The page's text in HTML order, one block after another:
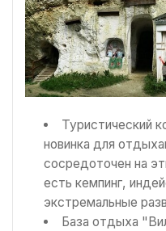
Туристический
новинка для
сосредоточен на
есть кемпинг,
экстремальные
База отдыха